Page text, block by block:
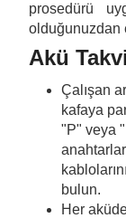
prosedürü
olduğunuzdan
Akü
Çalışan
kafaya
"P" veya
bulun.
Her